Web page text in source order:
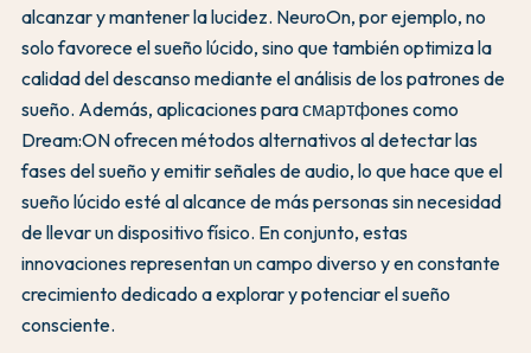
alcanzar y mantener la lucidez. NeuroOn, por ejemplo, no
solo favorece el sueño lúcido, sino que también optimiza la
calidad del descanso mediante el análisis de los patrones de
sueño. Además, aplicaciones para смартфones como
Dream:ON ofrecen métodos alternativos al detectar las
fases del sueño y emitir señales de audio, lo que hace que el
sueño lúcido esté al alcance de más personas sin necesidad
de llevar un dispositivo físico. En conjunto, estas
innovaciones representan un campo diverso y en constante
crecimiento dedicado a explorar y potenciar el sueño
consciente.